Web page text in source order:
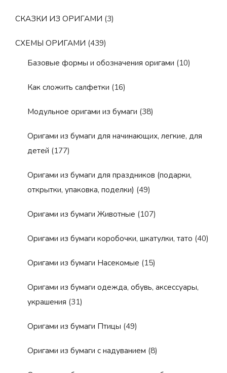
СКАЗКИ ИЗ ОРИГАМИ (3)
СХЕМЫ ОРИГАМИ (439)
Базовые формы и обозначения оригами (10)
Как сложить салфетки (16)
Модульное оригами из бумаги (38)
Оригами из бумаги для начинающих, легкие, для
детей (177)
Оригами из бумаги для праздников (подарки,
открытки, упаковка, поделки) (49)
Оригами из бумаги Животные (107)
Оригами из бумаги коробочки, шкатулки, тато (40)
Оригами из бумаги Насекомые (15)
Оригами из бумаги одежда, обувь, аксессуары,
украшения (31)
Оригами из бумаги Птицы (49)
Оригами из бумаги с надуванием (8)